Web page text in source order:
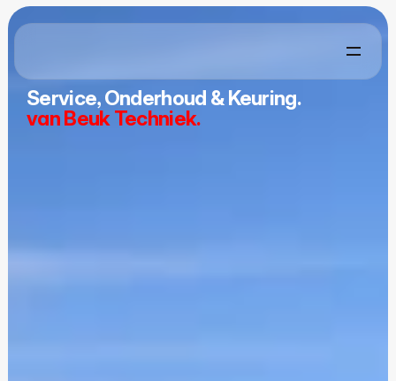
Service, Onderhoud & Keuring.
van Beuk Techniek.